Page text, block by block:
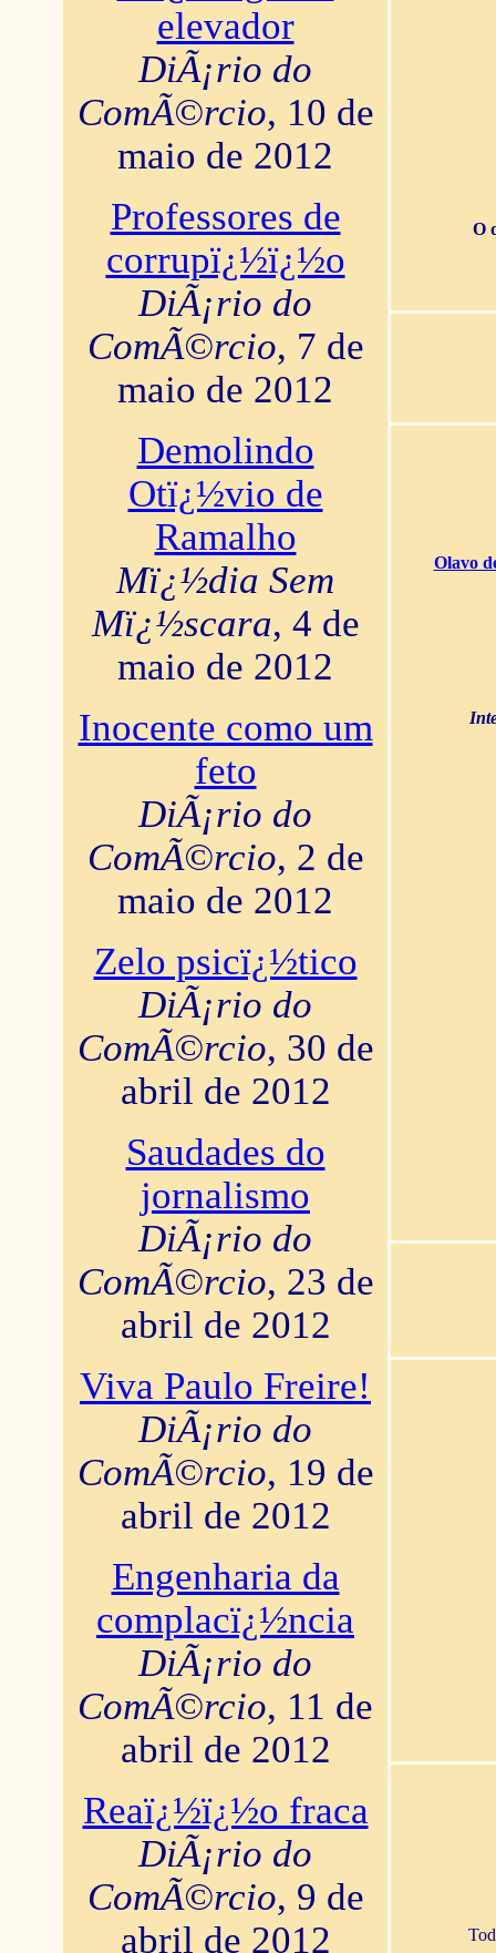
elevador
DiÃ¡rio do
ComÃ©rcio, 10 de
maio de 2012
Professores de
corrupï¿½ï¿½o
DiÃ¡rio do
ComÃ©rcio, 7 de
maio de 2012
Demolindo
Otï¿½vio de
Ramalho
Mï¿½dia Sem
Mï¿½scara, 4 de
maio de 2012
Inocente como um
feto
DiÃ¡rio do
ComÃ©rcio, 2 de
maio de 2012
Zelo psicï¿½tico
DiÃ¡rio do
ComÃ©rcio, 30 de
abril de 2012
Saudades do
jornalismo
DiÃ¡rio do
ComÃ©rcio, 23 de
abril de 2012
Viva Paulo Freire!
DiÃ¡rio do
ComÃ©rcio, 19 de
abril de 2012
Engenharia da
complacï¿½ncia
DiÃ¡rio do
ComÃ©rcio, 11 de
abril de 2012
Reaï¿½ï¿½o fraca
DiÃ¡rio do
ComÃ©rcio, 9 de
abril de 2012
O
Olavo